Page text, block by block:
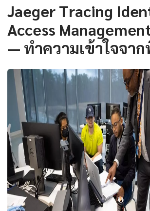
Jaeger Tracing
Access
— ทำความเข้าใจจา